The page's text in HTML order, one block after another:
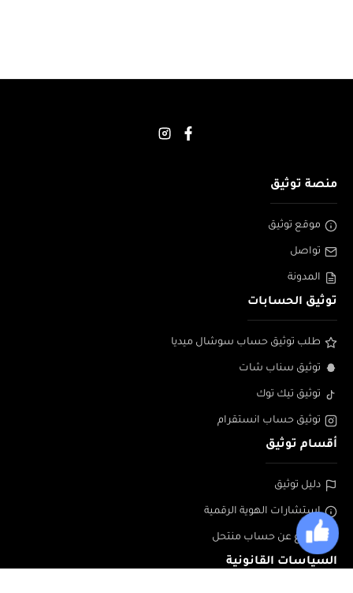
منصة توثيق
موقع توثيق
تواصل
المدونة
توثيق الحسابات
طلب توثيق حساب سوشال ميديا
توثيق سناب شات
توثيق تيك توك
توثيق حساب انستقرام
أقسام توثيق
دليل توثيق
إستشارات الهوية الرقمية
الابلاغ عن حساب منتحل
السياسات القانونية